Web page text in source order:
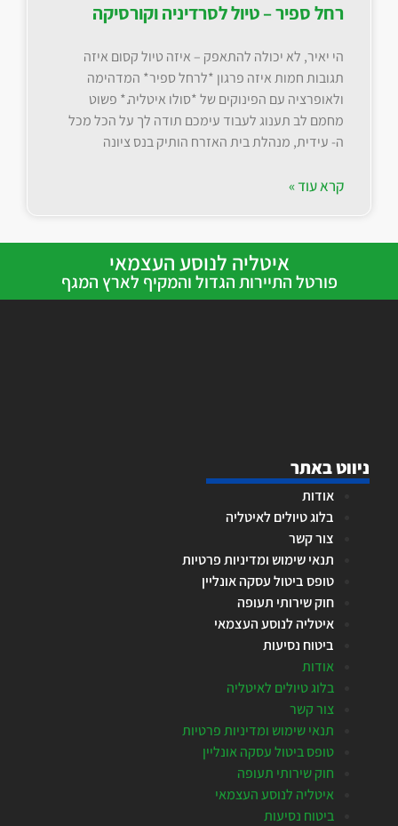
רחל ספיר – טיול לסרדיניה וקורסיקה
הי יאיר, לא יכולה להתאפק – איזה טיול קסום איזה
תגובות חמות איזה פרגון *לרחל ספיר* המדהימה
ולאופרציה עם הפינוקים של *סולו איטליה.* פשוט
מחמם לב תענוג לעבוד עימכם תודה לך על הכל מכל
ה- עידית, מנהלת בית האזרח הותיק בנס ציונה
קרא עוד »
איטליה לנוסע העצמאי
פורטל התיירות הגדול והמקיף לארץ המגף
ניווט באתר
אודות
בלוג טיולים לאיטליה
צור קשר
תנאי שימוש ומדיניות פרטיות
טופס ביטול עסקה אונליין
חוק שירותי תעופה
איטליה לנוסע העצמאי
ביטוח נסיעות
אודות
בלוג טיולים לאיטליה
צור קשר
תנאי שימוש ומדיניות פרטיות
טופס ביטול עסקה אונליין
חוק שירותי תעופה
איטליה לנוסע העצמאי
ביטוח נסיעות